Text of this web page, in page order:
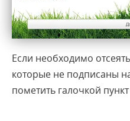
Если необходимо
которые не подписаны
пометить галочкой